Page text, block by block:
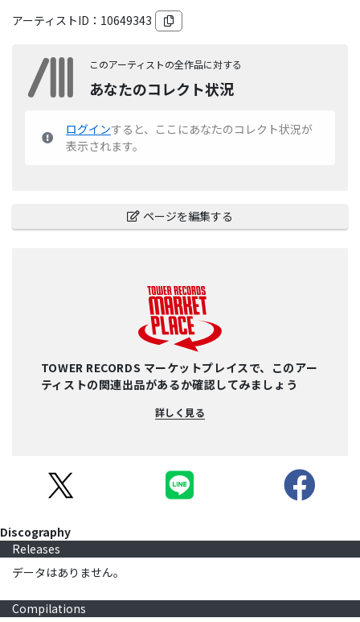
アーティストID： 10649343
このアーティストの全作品に対する
あなたのコレクト状況
ログインすると、ここにあなたのコレクト状況が
表示されます。
ページを編集する
TOWER RECORDS マーケットプレイスで、このアー
ティストの関連出品があるか確認してみましょう
詳しく見る
Discography
Releases
データはありません。
Compilations